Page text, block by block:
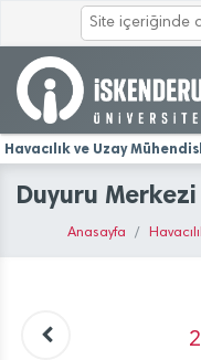
Havacılık ve Uzay
Duyuru Merkezi
Anasayfa